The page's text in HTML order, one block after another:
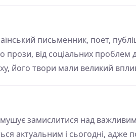
письменник, поет,
прози, від соціальних
його твори мали великий
замислитися над
актуальним і сьогодні,